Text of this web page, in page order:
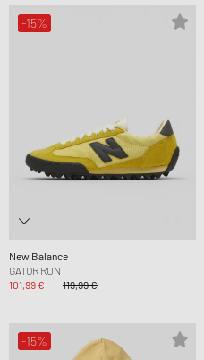
-15%
New Balance
GATOR RUN
101,99 €
119,99 €
-15%